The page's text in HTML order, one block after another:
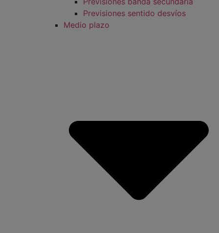
Previsiones sentido desvíos
Medio plazo